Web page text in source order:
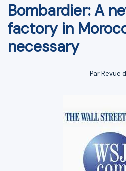
Bombardier: A
factory in
necessary
Par Revue